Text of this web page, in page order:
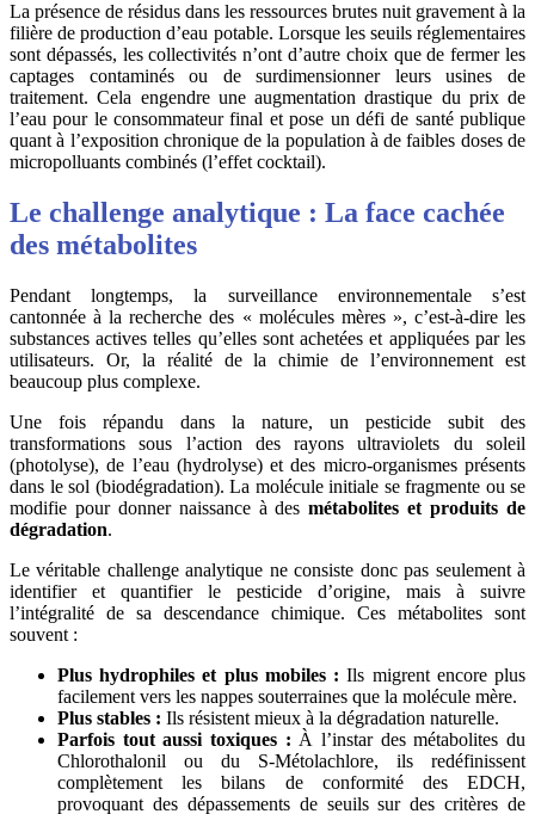
La présence de résidus dans les ressources brutes nuit gravement à la
filière de production d’eau potable. Lorsque les seuils réglementaires
sont dépassés, les collectivités n’ont d’autre choix que de fermer les
captages contaminés ou de surdimensionner leurs usines de
traitement. Cela engendre une augmentation drastique du prix de
l’eau pour le consommateur final et pose un défi de santé publique
quant à l’exposition chronique de la population à de faibles doses de
micropolluants combinés (l’effet cocktail).
Le challenge analytique : La face cachée
des métabolites
Pendant longtemps, la surveillance environnementale s’est
cantonnée à la recherche des « molécules mères », c’est-à-dire les
substances actives telles qu’elles sont achetées et appliquées par les
utilisateurs. Or, la réalité de la chimie de l’environnement est
beaucoup plus complexe.
Une fois répandu dans la nature, un pesticide subit des
transformations sous l’action des rayons ultraviolets du soleil
(photolyse), de l’eau (hydrolyse) et des micro-organismes présents
dans le sol (biodégradation). La molécule initiale se fragmente ou se
modifie pour donner naissance à desmétabolites et produits de
dégradation.
Le véritable challenge analytique ne consiste donc pas seulement à
identifier et quantifier le pesticide d’origine, mais à suivre
l’intégralité de sa descendance chimique. Ces métabolites sont
souvent :
Plus hydrophiles et plus mobiles : Ils migrent encore plus
facilement vers les nappes souterraines que la molécule mère.
Plus stables : Ils résistent mieux à la dégradation naturelle.
Parfois tout aussi toxiques : À l’instar des métabolites du
Chlorothalonil ou du S-Métolachlore, ils redéfinissent
complètement les bilans de conformité des EDCH,
provoquant des dépassements de seuils sur des critères de